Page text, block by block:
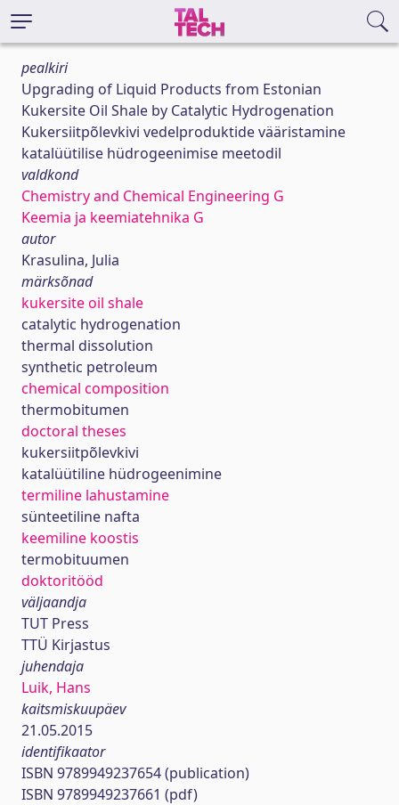
pealkiri
Upgrading of Liquid Products from Estonian
Kukersite Oil Shale by Catalytic Hydrogenation
Kukersiitpõlevkivi vedelproduktide vääristamine
katalüütilise hüdrogeenimise meetodil
valdkond
Chemistry and Chemical Engineering G
Keemia ja keemiatehnika G
autor
Krasulina, Julia
märksõnad
kukersite oil shale
catalytic hydrogenation
thermal dissolution
synthetic petroleum
chemical composition
thermobitumen
doctoral theses
kukersiitpõlevkivi
katalüütiline hüdrogeenimine
termiline lahustamine
sünteetiline nafta
keemiline koostis
termobituumen
doktoritööd
väljaandja
TUT Press
TTÜ Kirjastus
juhendaja
Luik, Hans
kaitsmiskuupäev
21.05.2015
identifikaator
ISBN 9789949237654 (publication)
ISBN 9789949237661 (pdf)